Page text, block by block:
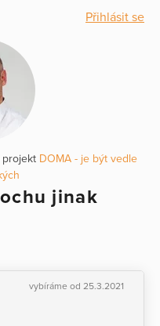
Přihlásit se
projekt DOMA - je být vedle
jinak
vybíráme od 25.3.2021